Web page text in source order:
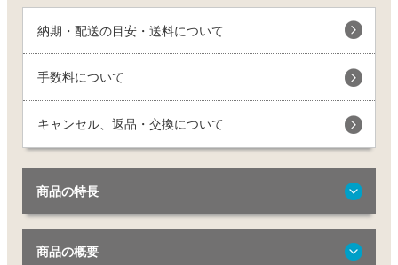
納期・配送の目安・送料について
手数料について
キャンセル、返品・交換について
商品の特長
商品の概要